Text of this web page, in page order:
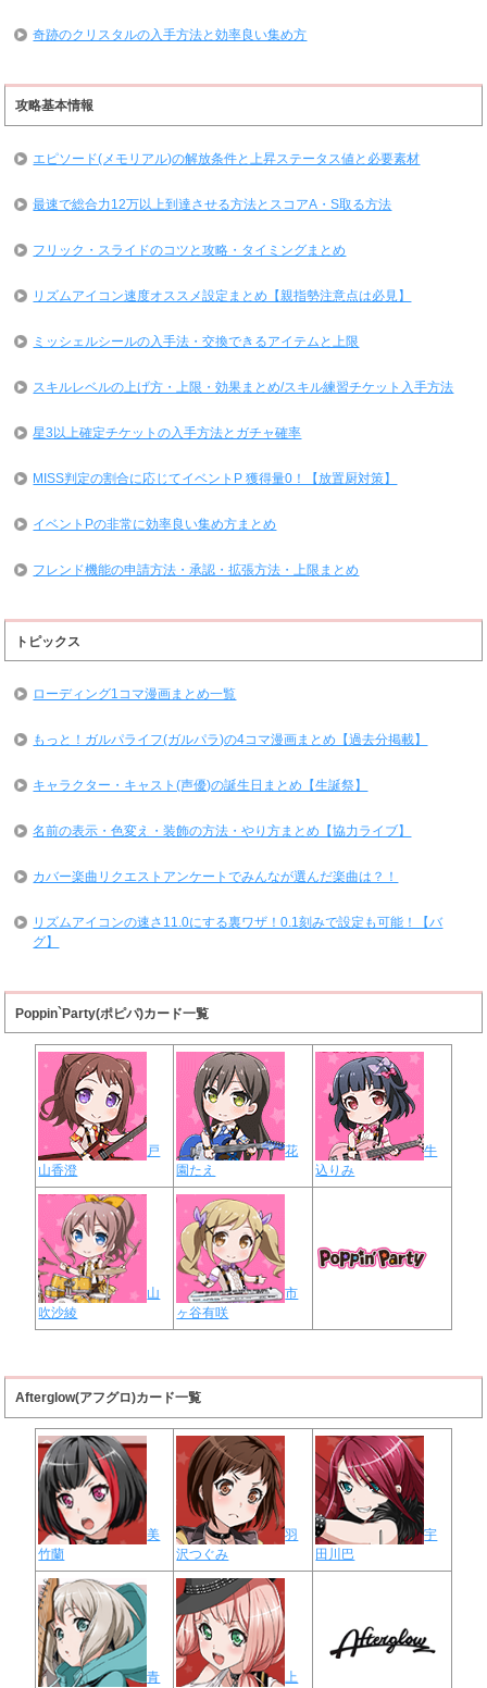
奇跡のクリスタルの入手方法と効率良い集め方
攻略基本情報
エピソード(メモリアル)の解放条件と上昇ステータス値と必要素材
最速で総合力12万以上到達させる方法とスコアA・S取る方法
フリック・スライドのコツと攻略・タイミングまとめ
リズムアイコン速度オススメ設定まとめ【親指勢注意点は必見】
ミッシェルシールの入手法・交換できるアイテムと上限
スキルレベルの上げ方・上限・効果まとめ/スキル練習チケット入手方法
星3以上確定チケットの入手方法とガチャ確率
MISS判定の割合に応じてイベントP 獲得量0！【放置厨対策】
イベントPの非常に効率良い集め方まとめ
フレンド機能の申請方法・承認・拡張方法・上限まとめ
トピックス
ローディング1コマ漫画まとめ一覧
もっと！ガルパライフ(ガルパラ)の4コマ漫画まとめ【過去分掲載】
キャラクター・キャスト(声優)の誕生日まとめ【生誕祭】
名前の表示・色変え・装飾の方法・やり方まとめ【協力ライブ】
カバー楽曲リクエストアンケートでみんなが選んだ楽曲は？！
リズムアイコンの速さ11.0にする裏ワザ！0.1刻みで設定も可能！【バ
グ】
Poppin`Party(ポピパ)カード一覧
戸
山香澄
花
園たえ
牛
込りみ
山
吹沙綾
市
ヶ谷有咲
Afterglow(アフグロ)カード一覧
美
竹蘭
羽
沢つぐみ
宇
田川巴
青
上